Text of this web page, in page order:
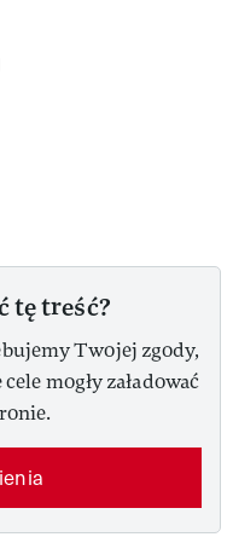
tę treść?
Twojej zgody,
mogły załadować